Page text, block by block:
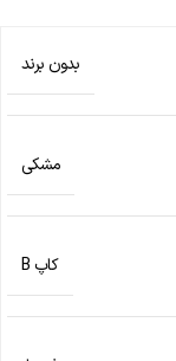
بدون برند
مشکی
کاپ B